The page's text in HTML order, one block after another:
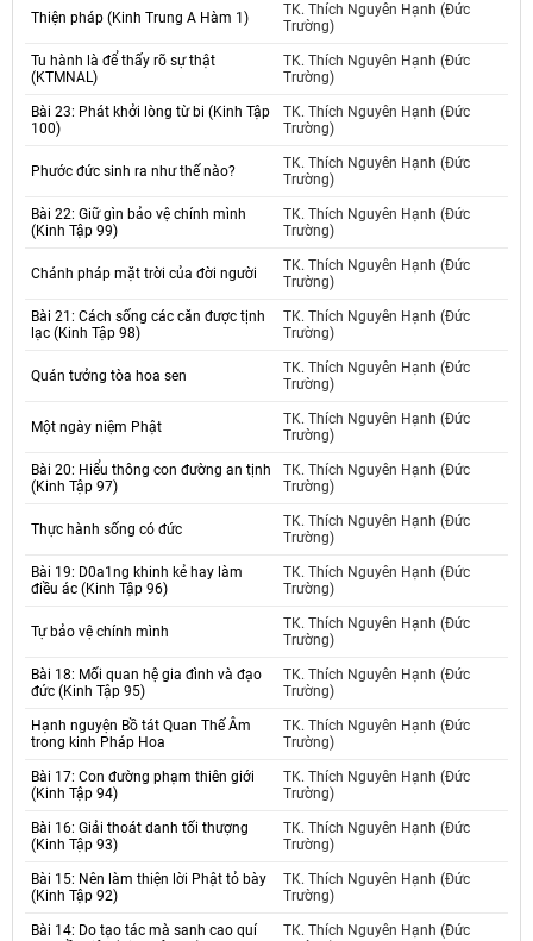
Thiện pháp (Kinh Trung A Hàm 1)
TK. Thích Nguyên Hạnh (Đức
Trường)
Tu hành là để thấy rõ sự thật
(KTMNAL)
TK. Thích Nguyên Hạnh (Đức
Trường)
Bài 23: Phát khởi lòng từ bi (Kinh Tập
100)
TK. Thích Nguyên Hạnh (Đức
Trường)
Phước đức sinh ra như thế nào?
TK. Thích Nguyên Hạnh (Đức
Trường)
Bài 22: Giữ gìn bảo vệ chính mình
(Kinh Tập 99)
TK. Thích Nguyên Hạnh (Đức
Trường)
Chánh pháp mặt trời của đời người
TK. Thích Nguyên Hạnh (Đức
Trường)
Bài 21: Cách sống các căn được tịnh
lạc (Kinh Tập 98)
TK. Thích Nguyên Hạnh (Đức
Trường)
Quán tưởng tòa hoa sen
TK. Thích Nguyên Hạnh (Đức
Trường)
Một ngày niệm Phật
TK. Thích Nguyên Hạnh (Đức
Trường)
Bài 20: Hiểu thông con đường an tịnh
(Kinh Tập 97)
TK. Thích Nguyên Hạnh (Đức
Trường)
Thực hành sống có đức
TK. Thích Nguyên Hạnh (Đức
Trường)
Bài 19: D0a1ng khinh kẻ hay làm
điều ác (Kinh Tập 96)
TK. Thích Nguyên Hạnh (Đức
Trường)
Tự bảo vệ chính mình
TK. Thích Nguyên Hạnh (Đức
Trường)
Bài 18: Mối quan hệ gia đình và đạo
đức (Kinh Tập 95)
TK. Thích Nguyên Hạnh (Đức
Trường)
Hạnh nguyện Bồ tát Quan Thế Âm
trong kinh Pháp Hoa
TK. Thích Nguyên Hạnh (Đức
Trường)
Bài 17: Con đường phạm thiên giới
(Kinh Tập 94)
TK. Thích Nguyên Hạnh (Đức
Trường)
Bài 16: Giải thoát danh tối thượng
(Kinh Tập 93)
TK. Thích Nguyên Hạnh (Đức
Trường)
Bài 15: Nên làm thiện lời Phật tỏ bày
(Kinh Tập 92)
TK. Thích Nguyên Hạnh (Đức
Trường)
Bài 14: Do tạo tác mà sanh cao quí
TK. Thích Nguyên Hạnh (Đức